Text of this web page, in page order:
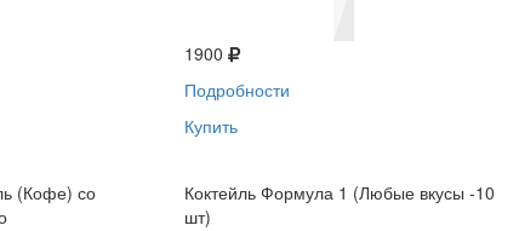
1900
Подробности
Купить
(Кофе) со
Коктейль Формула 1 (Любые вкусы -10
шт)